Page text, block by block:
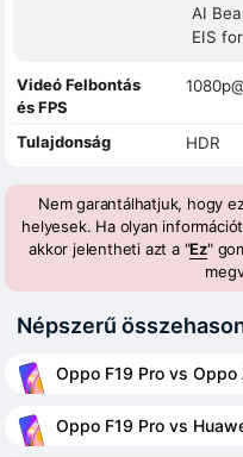
AI
EIS
Videó Felbontás
és FPS
Tulajdonság HDR
Nem garantálhatjuk, hogy
helyesek. Ha olyan
akkor jelentheti azt a "Ez"
Népszerű
Oppo F19 Pro vs Oppo